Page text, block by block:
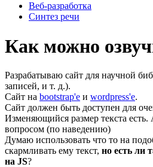
Веб-разработка
Синтез речи
Как можно
Разрабатываю сайт для научной
записей, и т. д.).
Сайт на bootstrap'e и wordpress'e.
Сайт должен быть доступен для
Изменяющийся размер текста есть.
вопросом (по наведению)
Думаю использовать что то на
скармливать ему текст, но есть ли
на JS?